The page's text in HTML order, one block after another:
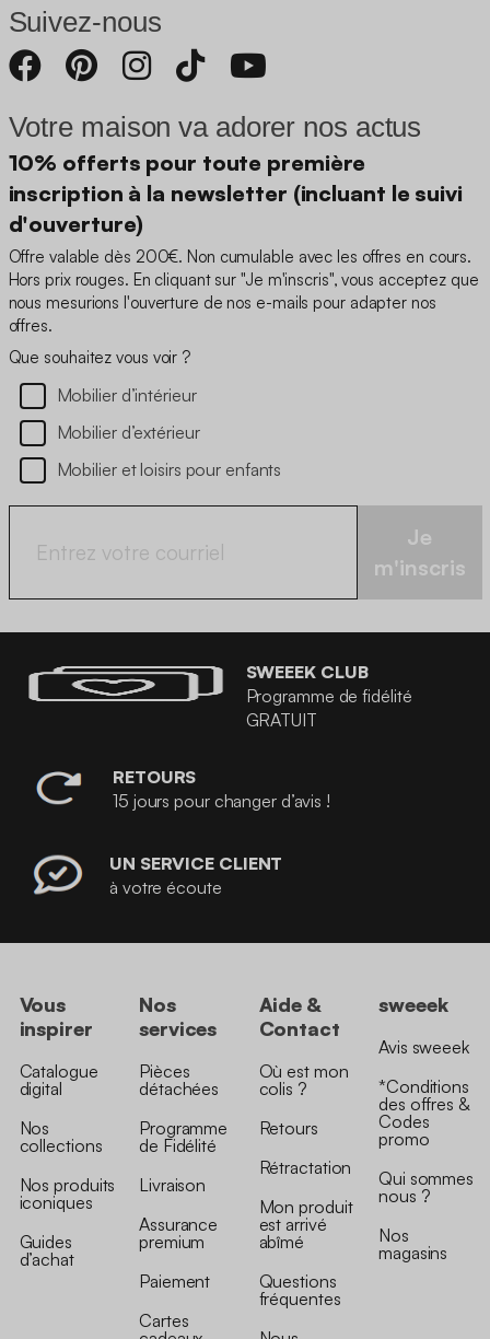
Suivez-nous
Votre maison va adorer nos actus
10% offerts pour toute première
inscription à la newsletter (incluant le suivi
d'ouverture)
Offre valable dès 200€. Non cumulable avec les offres en cours.
Hors prix rouges. En cliquant sur "Je m'inscris", vous acceptez que
nous mesurions l'ouverture de nos e-mails pour adapter nos
offres.
Que souhaitez vous voir ?
Mobilier d’intérieur
Mobilier d’extérieur
Mobilier et loisirs pour enfants
Je
m'inscris
SWEEEK CLUB
Programme de fidélité
GRATUIT
RETOURS
15 jours pour changer d’avis !
UN SERVICE CLIENT
à votre écoute
Vous
inspirer
Catalogue
digital
Nos
collections
Nos produits
iconiques
Guides
d’achat
Nos
services
Pièces
détachées
Programme
de Fidélité
Livraison
Assurance
premium
Paiement
Cartes
Aide &
Contact
Où est mon
colis ?
Retours
Rétractation
Mon produit
est arrivé
abîmé
Questions
fréquentes
sweeek
Avis sweeek
*Conditions
des offres &
Codes
promo
Qui sommes
nous ?
Nos
magasins